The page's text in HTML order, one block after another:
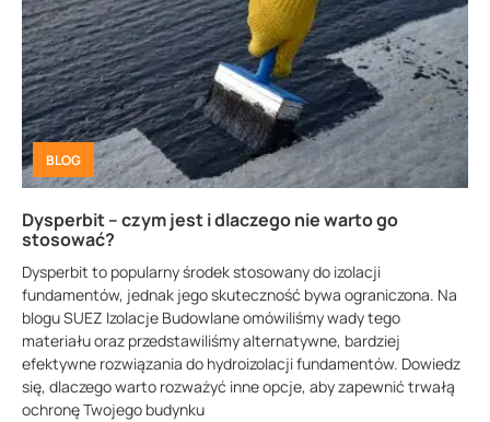
BLOG
Dysperbit – czym jest i dlaczego nie warto go
stosować?
Dysperbit to popularny środek stosowany do izolacji
fundamentów, jednak jego skuteczność bywa ograniczona. Na
blogu SUEZ Izolacje Budowlane omówiliśmy wady tego
materiału oraz przedstawiliśmy alternatywne, bardziej
efektywne rozwiązania do hydroizolacji fundamentów. Dowiedz
się, dlaczego warto rozważyć inne opcje, aby zapewnić trwałą
ochronę Twojego budynku